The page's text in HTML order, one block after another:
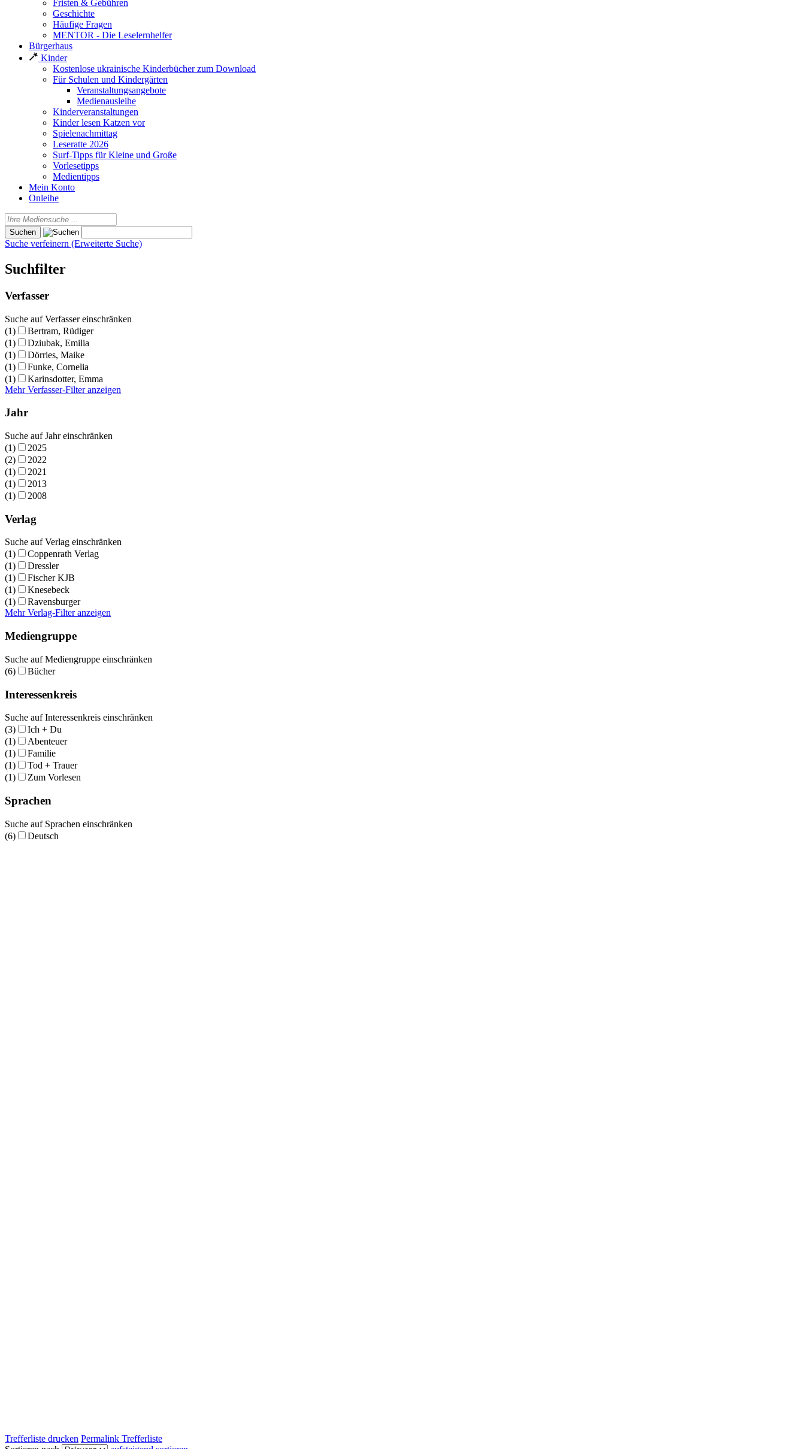
Fristen & Gebühren
Geschichte
Häufige Fragen
MENTOR - Die Leselernhelfer
Bürgerhaus
Kinder
Kostenlose ukrainische Kinderbücher zum Download
Für Schulen und Kindergärten
Veranstaltungsangebote
Medienausleihe
Kinderveranstaltungen
Kinder lesen Katzen vor
Spielenachmittag
Leseratte 2026
Surf-Tipps für Kleine und Große
Vorlesetipps
Medientipps
Mein Konto
Onleihe
Suche verfeinern (Erweiterte Suche)
Suchfilter
Verfasser
Suche auf Verfasser einschränken
(1)
Bertram, Rüdiger
(1)
Dziubak, Emilia
(1)
Dörries, Maike
(1)
Funke, Cornelia
(1)
Karinsdotter, Emma
Mehr Verfasser-Filter anzeigen
Jahr
Suche auf Jahr einschränken
(1)
2025
(2)
2022
(1)
2021
(1)
2013
(1)
2008
Verlag
Suche auf Verlag einschränken
(1)
Coppenrath Verlag
(1)
Dressler
(1)
Fischer KJB
(1)
Knesebeck
(1)
Ravensburger
Mehr Verlag-Filter anzeigen
Mediengruppe
Suche auf Mediengruppe einschränken
(6)
Bücher
Interessenkreis
Suche auf Interessenkreis einschränken
(3)
Ich + Du
(1)
Abenteuer
(1)
Familie
(1)
Tod + Trauer
(1)
Zum Vorlesen
Sprachen
Suche auf Sprachen einschränken
(6)
Deutsch
Trefferliste drucken Permalink Trefferliste